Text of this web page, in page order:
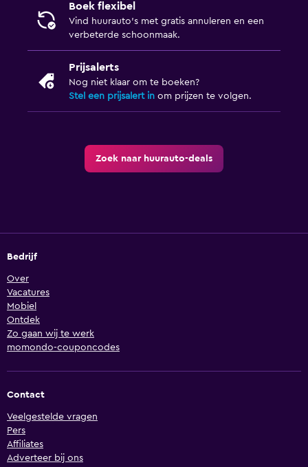
Boek flexibel
Vind huurauto's met gratis annuleren en een
verbeterde schoonmaak.
Prijsalerts
Nog niet klaar om te boeken?
Stel een prijsalert in om prijzen te volgen.
Zoek naar huurauto-deals
Bedrijf
Over
Vacatures
Mobiel
Ontdek
Zo gaan wij te werk
momondo-couponcodes
Contact
Veelgestelde vragen
Pers
Affiliates
Adverteer bij ons